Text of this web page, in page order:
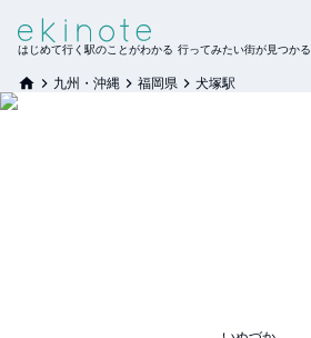
はじめて行く駅のことがわかる 行ってみたい街が見つかる
九州・沖縄 福岡県 犬塚駅